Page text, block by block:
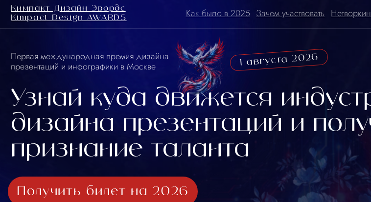
Узнай куда движется индустрия
дизайна презентаций и получи
признание таланта
Первая международная премия дизайна
презентаций и инфографики в Москве
Как было в 2025 Зачем участвовать Нетворкинг Премия
Kimpact Design AWARDS
Кимпакт Дизайн Эвордс
1 августа 2026
Как было в 2025 Зачем участвовать Нетворкинг Премия
Kimpact Design AWARDS